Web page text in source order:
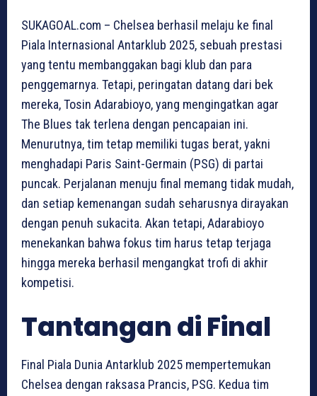
SUKAGOAL.com – Chelsea berhasil melaju ke final
Piala Internasional Antarklub 2025, sebuah prestasi
yang tentu membanggakan bagi klub dan para
penggemarnya. Tetapi, peringatan datang dari bek
mereka, Tosin Adarabioyo, yang mengingatkan agar
The Blues tak terlena dengan pencapaian ini.
Menurutnya, tim tetap memiliki tugas berat, yakni
menghadapi Paris Saint-Germain (PSG) di partai
puncak. Perjalanan menuju final memang tidak mudah,
dan setiap kemenangan sudah seharusnya dirayakan
dengan penuh sukacita. Akan tetapi, Adarabioyo
menekankan bahwa fokus tim harus tetap terjaga
hingga mereka berhasil mengangkat trofi di akhir
kompetisi.
Tantangan di Final
Final Piala Dunia Antarklub 2025 mempertemukan
Chelsea dengan raksasa Prancis, PSG. Kedua tim